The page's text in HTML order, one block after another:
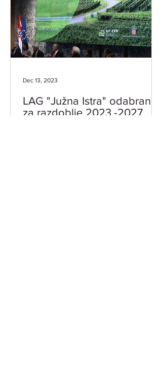
LAG "Južna Istra" odabran
za razdoblje 2023.-2027.
Dec 13, 2023